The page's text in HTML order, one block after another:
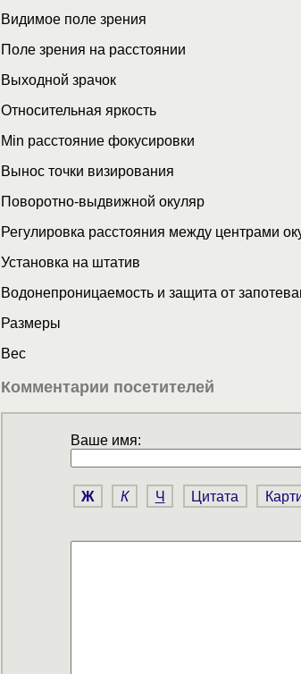
Видимое поле зрения
Поле зрения на расстоянии
Выходной зрачок
Относительная
Min расстояние
Вынос точки
Поворотно-выдвижной
Регулировка расстояния между
Установка на штатив Да
Водонепроницаемость и защита от
Размеры
Вес 1120
Комментарии посетителей
Ваше имя:
Ж К Ч Цитата